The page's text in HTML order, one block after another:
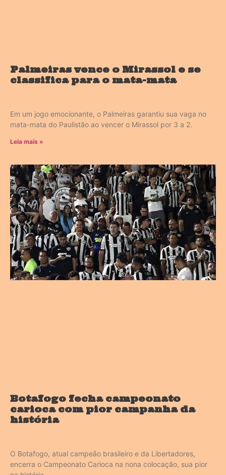
Palmeiras vence o Mirassol e se
classifica para o mata-mata
Em um jogo emocionante, o Palmeiras garantiu sua vaga no
mata-mata do Paulistão ao vencer o Mirassol por 3 a 2.
Leia mais »
Botafogo fecha campeonato
carioca com pior campanha da
história
O Botafogo, atual campeão brasileiro e da Libertadores,
encerra o Campeonato Carioca na nona colocação, sua pior